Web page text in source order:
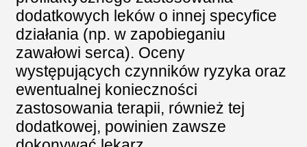
dodatkowych leków o innej specyfice
działania (np. w zapobieganiu
zawałowi serca). Oceny
występujących czynników ryzyka oraz
ewentualnej konieczności
zastosowania terapii, również tej
dodatkowej, powinien zawsze